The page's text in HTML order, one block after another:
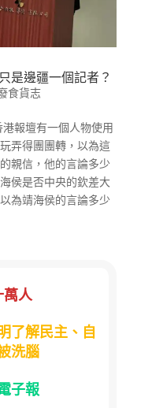
是邊疆一個記者？
食貨志
報壇有一個人物使用
弄得團團轉，以為這
親信，他的言論多少
侯是否中央的欽差大
為靖海侯的言論多少
萬人
了解民主、自
洗腦
子報